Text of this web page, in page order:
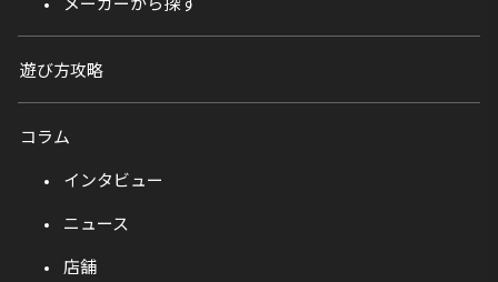
遊び方攻略
コラム
インタビュー
ニュース
店舗